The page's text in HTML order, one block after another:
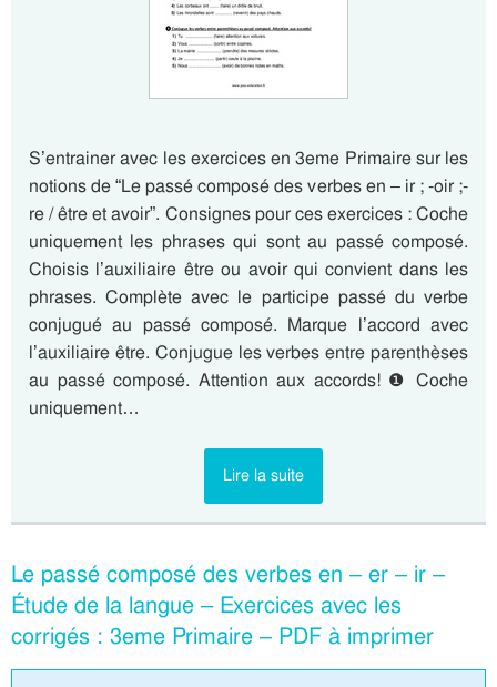
S’entrainer avec les exercices en 3eme Primaire sur les
notions de “Le passé composé des verbes en – ir ; -oir ;-
re / être et avoir”. Consignes pour ces exercices : Coche
uniquement les phrases qui sont au passé composé.
Choisis l’auxiliaire être ou avoir qui convient dans les
phrases. Complète avec le participe passé du verbe
conjugué au passé composé. Marque l’accord avec
l’auxiliaire être. Conjugue les verbes entre parenthèses
au passé composé. Attention aux accords! ❶ Coche
uniquement…
Lire la suite
Le passé composé des verbes en – er – ir –
Étude de la langue – Exercices avec les
corrigés : 3eme Primaire – PDF à imprimer